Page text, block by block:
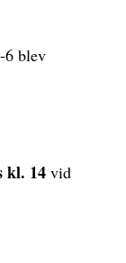
6 blev
kl. 14 vid